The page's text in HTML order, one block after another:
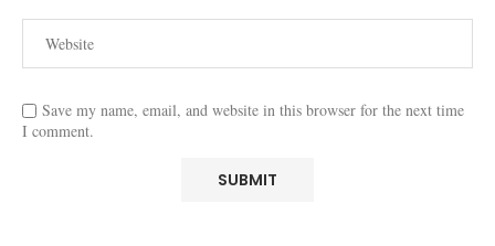
Save my name, email, and website in this browser for the next time
I comment.